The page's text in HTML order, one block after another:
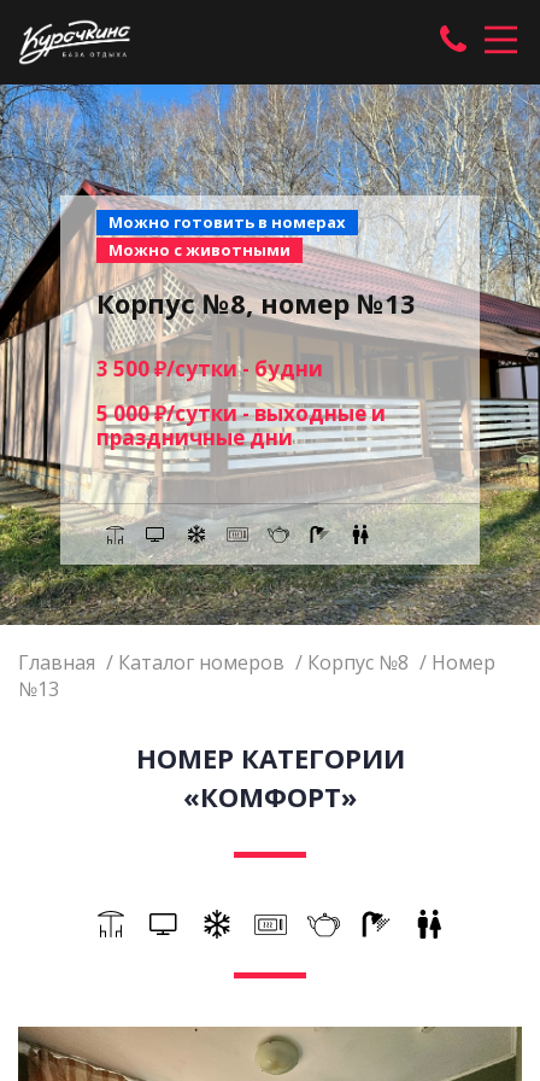
Можно готовить в номерах
Можно с животными
Корпус №8, номер №13
3 500 ₽/сутки - будни
5 000 ₽/сутки - выходные и
праздничные дни
Главная Каталог номеров Корпус №8
Номер
№13
НОМЕР КАТЕГОРИИ
«КОМФОРТ»